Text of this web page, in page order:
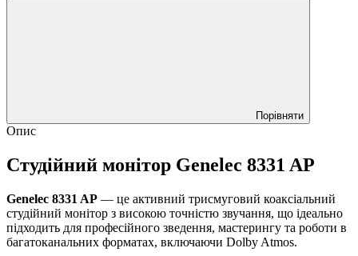
Порівняти
Опис
Студійний монітор Genelec 8331 AP
Genelec 8331 AP — це активний трисмуговий коаксіальний
студійний монітор з високою точністю звучання, що ідеально
підходить для професійного зведення, мастерингу та роботи в
багатоканальних форматах, включаючи Dolby Atmos.​